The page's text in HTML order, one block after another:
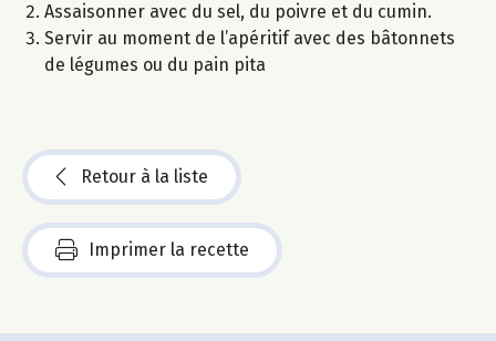
Assaisonner avec du sel, du poivre et du cumin.
Servir au moment de l’apéritif avec des bâtonnets
de légumes ou du pain pita
Retour à la liste
Imprimer la recette